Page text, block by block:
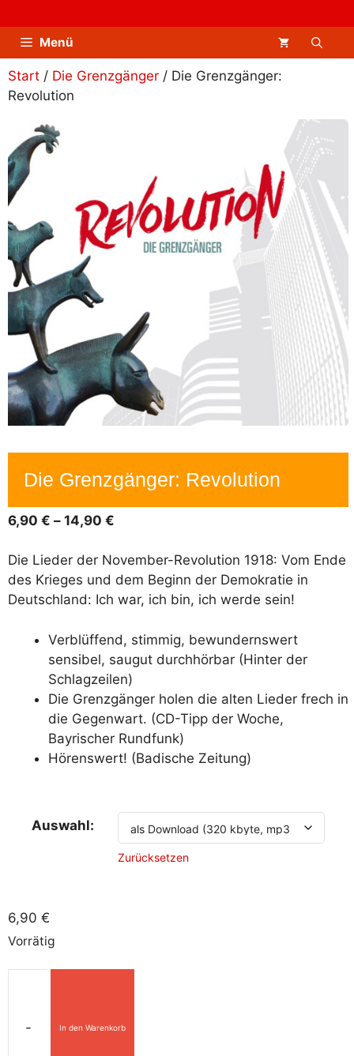
Inhalt
springenMenü
Start / Die Grenzgänger / Die Grenzgänger:
Revolution
Die Grenzgänger: Revolution
6,90 € – 14,90 €
bis
14,90 €
Die Lieder der November-Revolution 1918: Vom Ende
des Krieges und dem Beginn der Demokratie in
Deutschland: Ich war, ich bin, ich werde sein!
Verblüffend, stimmig, bewundernswert
sensibel, saugut durchhörbar (Hinter der
Schlagzeilen)
Die Grenzgänger holen die alten Lieder frech in
die Gegenwart. (CD-Tipp der Woche,
Bayrischer Rundfunk)
Hörenswert! (Badische Zeitung)
Auswahl:
Zurücksetzen
6,90 €
Vorrätig
- In den Warenkorb